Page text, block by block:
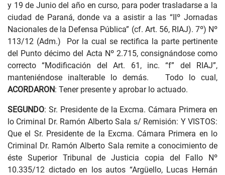
y 19 de Junio del año en curso, para poder trasladarse a la
ciudad de Paraná, donde va a asistir a las “IIº Jornadas
Nacionales de la Defensa Pública” (cf. Art. 56, RIAJ). 7º) Nº
113/12 (Adm.) Por la cual se rectifica la parte pertinente
del Punto décimo del Acta Nº 2.715, consignándose como
correcto “Modificación del Art. 61, inc. “f” del RIAJ”,
manteniéndose inalterable lo demás. Todo lo cual,
ACORDARON: Tener presente y aprobar lo actuado.
SEGUNDO: Sr. Presidente de la Excma. Cámara Primera en
lo Criminal Dr. Ramón Alberto Sala s/ Remisión: Y VISTOS:
Que el Sr. Presidente de la Excma. Cámara Primera en lo
Criminal Dr. Ramón Alberto Sala remite a conocimiento de
éste Superior Tribunal de Justicia copia del Fallo Nº
10.335/12 dictado en los autos “Argüello, Lucas Hernán